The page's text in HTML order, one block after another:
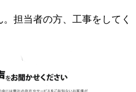
担当者の方、工事をしてく